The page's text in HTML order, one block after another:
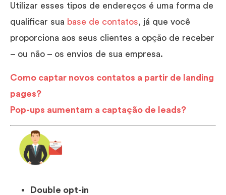
Utilizar esses tipos de endereços é uma forma de
qualificar sua base de contatos, já que você
proporciona aos seus clientes a opção de receber
– ou não – os envios de sua empresa.
Como captar novos contatos a partir de landing
pages?
Pop-ups aumentam a captação de leads?
Double opt-in